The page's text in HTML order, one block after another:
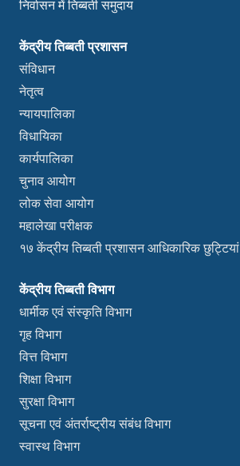
निर्वासन में तिब्बती समुदाय
केंद्रीय तिब्बती प्रशासन
संविधान
नेतृत्व
न्यायपालिका
विधायिका
कार्यपालिका
चुनाव आयोग
लोक सेवा आयोग
महालेखा परीक्षक
१७ केंद्रीय तिब्बती प्रशासन आधिकारिक छुट्टियां
केंद्रीय तिब्बती विभाग
धार्मीक एवं संस्कृति विभाग
गृह विभाग
वित्त विभाग
शिक्षा विभाग
सुरक्षा विभाग
सूचना एवं अंतर्राष्ट्रीय संबंध विभाग
स्वास्थ विभाग